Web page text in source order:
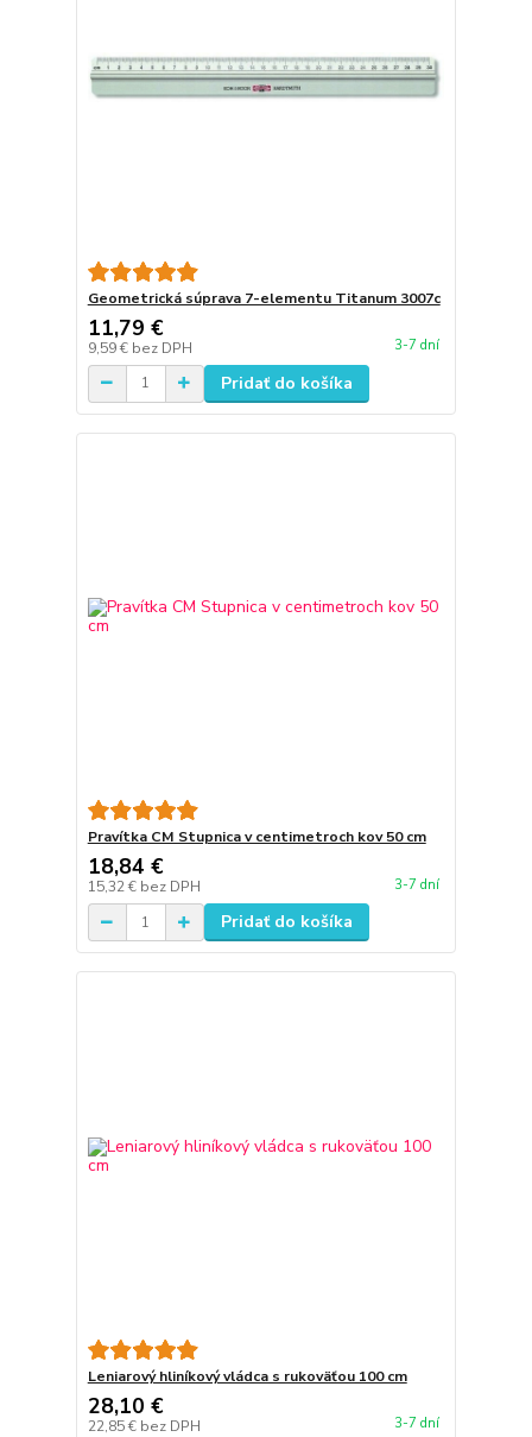
Geometrická súprava 7-elementu Titanum 3007c
11,79 €
9,59 € bez DPH 3-7 dní
Pridať do košíka
Pravítka CM Stupnica v centimetroch kov 50 cm
18,84 €
15,32 € bez DPH 3-7 dní
Pridať do košíka
Leniarový hliníkový vládca s rukoväťou 100 cm
28,10 €
22,85 € bez DPH 3-7 dní